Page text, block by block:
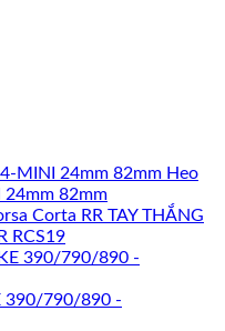
Heo
24mm 82mm
TAY THẮNG
RCS19
390/790/890 -